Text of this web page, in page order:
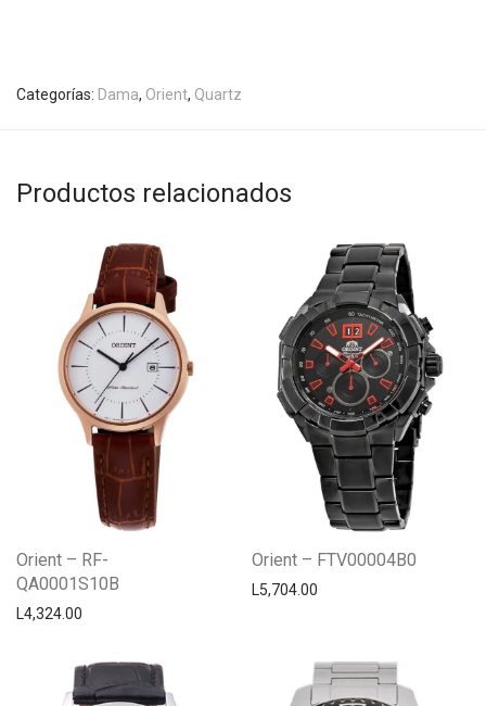
Categorías: Dama, Orient, Quartz
Productos relacionados
Orient – RF-
QA0001S10B
L4,324.00
Orient – FTV00004B0
L5,704.00